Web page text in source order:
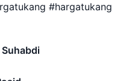
#hargatukang